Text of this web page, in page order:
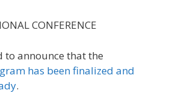
CONFERENCE
to announce that the
has been finalized and
.